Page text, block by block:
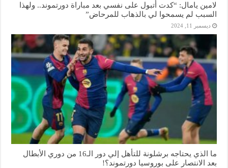
لامين يامال: “كدت أتبول على نفسي بعد مباراة دورتموند.. ولهذا
السبب لم يسمحوا لي بالذهاب للمرحاض”
ديسمبر 11, 2024
ما الذي يحتاجه برشلونة للتأهل إلي دور الـ16 من دوري الأبطال
بعد الانتصار على بوروسيا دورتموند؟!